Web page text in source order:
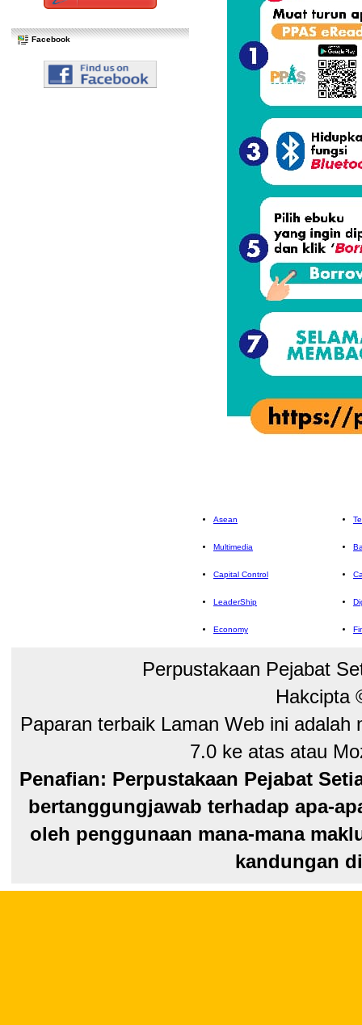
Facebook
Asean
Multimedia
Capital Control
LeaderShip
Economy
Perpustakaan Pejabat
Hakcipta
Paparan terbaik Laman Web ini
7.0 ke atas atau
Penafian: Perpustakaan Pejabat
bertanggungjawab terhadap apa-
oleh penggunaan mana-mana
kandungan